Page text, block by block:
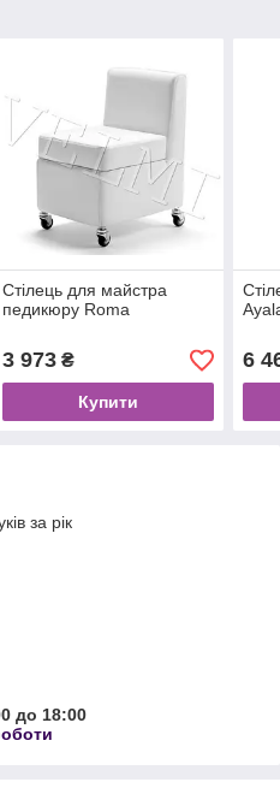
Стілець для майстра
педикюру Roma
3 973₴
Купити
6
за рік
до 18:00